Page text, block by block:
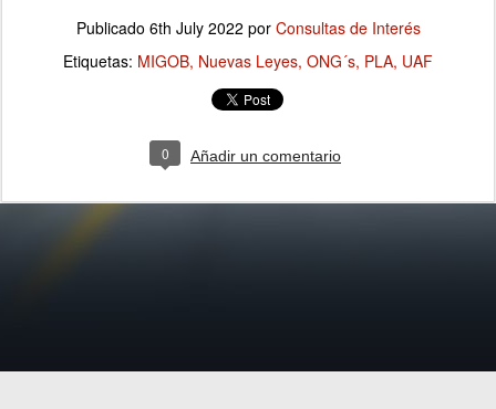
Publicado 6th July 2022 por Consultas de Interés
Etiquetas: MIGOB Nuevas Leyes ONG´s PLA UAF
0 Añadir un comentario